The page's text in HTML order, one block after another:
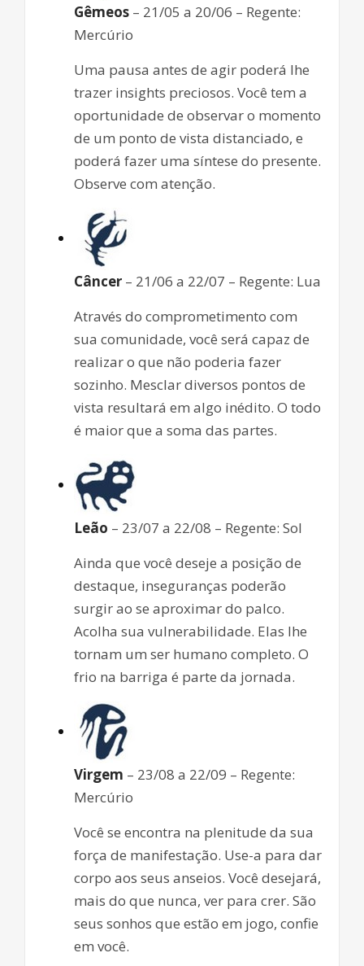
Gêmeos – 21/05 a 20/06 – Regente:
Mercúrio
Uma pausa antes de agir poderá lhe
trazer insights preciosos. Você tem a
oportunidade de observar o momento
de um ponto de vista distanciado, e
poderá fazer uma síntese do presente.
Observe com atenção.
Câncer – 21/06 a 22/07 – Regente: Lua
Através do comprometimento com
sua comunidade, você será capaz de
realizar o que não poderia fazer
sozinho. Mesclar diversos pontos de
vista resultará em algo inédito. O todo
é maior que a soma das partes.
Leão – 23/07 a 22/08 – Regente: Sol
Ainda que você deseje a posição de
destaque, inseguranças poderão
surgir ao se aproximar do palco.
Acolha sua vulnerabilidade. Elas lhe
tornam um ser humano completo. O
frio na barriga é parte da jornada.
Virgem – 23/08 a 22/09 – Regente:
Mercúrio
Você se encontra na plenitude da sua
força de manifestação. Use-a para dar
corpo aos seus anseios. Você desejará,
mais do que nunca, ver para crer. São
seus sonhos que estão em jogo, confie
em você.